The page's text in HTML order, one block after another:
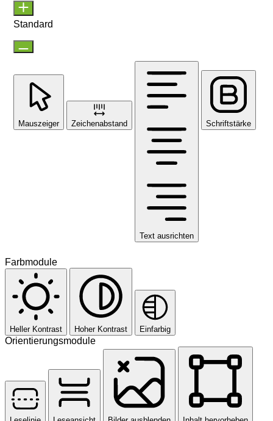
Standard
Mauszeiger Zeichenabstand
Text ausrichten
Schriftstärke
Farbmodule
Heller Kontrast Hoher Kontrast Einfarbig
Orientierungsmodule